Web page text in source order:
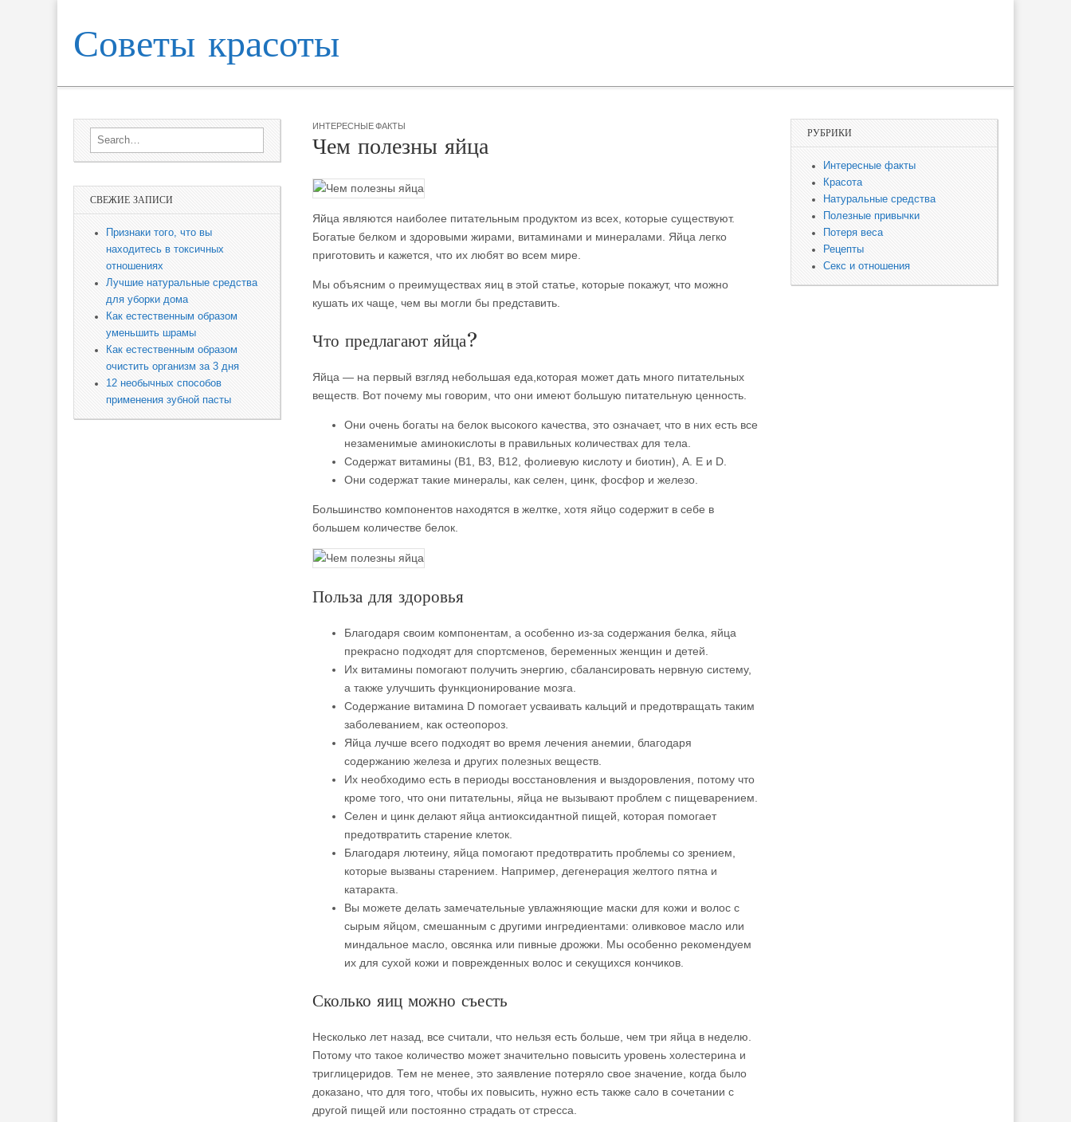
Советы красоты
Search for:
СВЕЖИЕ ЗАПИСИ
Признаки того, что вы
находитесь в токсичных
отношениях
Лучшие натуральные средства
для уборки дома
Как естественным образом
уменьшить шрамы
Как естественным образом
очистить организм за 3 дня
12 необычных способов
применения зубной пасты
ИНТЕРЕСНЫЕ ФАКТЫ
Чем полезны яйца
Яйца являются наиболее питательным продуктом из всех, которые существуют.
Богатые белком и здоровыми жирами, витаминами и минералами. Яйца легко
приготовить и кажется, что их любят во всем мире.
Мы объясним о преимуществах яиц в этой статье, которые покажут, что можно
кушать их чаще, чем вы могли бы представить.
Что предлагают яйца?
Яйца — на первый взгляд небольшая еда,которая может дать много питательных
веществ. Вот почему мы говорим, что они имеют большую питательную ценность.
Они очень богаты на белок высокого качества, это означает, что в них есть все
незаменимые аминокислоты в правильных количествах для тела.
Содержат витамины (В1, В3, В12, фолиевую кислоту и биотин), А. Е и D.
Они содержат такие минералы, как селен, цинк, фосфор и железо.
Большинство компонентов находятся в желтке, хотя яйцо содержит в себе в
большем количестве белок.
Польза для здоровья
Благодаря своим компонентам, а особенно из-за содержания белка, яйца
прекрасно подходят для спортсменов, беременных женщин и детей.
Их витамины помогают получить энергию, сбалансировать нервную систему,
а также улучшить функционирование мозга.
Содержание витамина D помогает усваивать кальций и предотвращать таким
заболеванием, как остеопороз.
Яйца лучше всего подходят во время лечения анемии, благодаря
содержанию железа и других полезных веществ.
Их необходимо есть в периоды восстановления и выздоровления, потому что
кроме того, что они питательны, яйца не вызывают проблем с пищеварением.
Селен и цинк делают яйца антиоксидантной пищей, которая помогает
предотвратить старение клеток.
Благодаря лютеину, яйца помогают предотвратить проблемы со зрением,
которые вызваны старением. Например, дегенерация желтого пятна и
катаракта.
Вы можете делать замечательные увлажняющие маски для кожи и волос с
сырым яйцом, смешанным с другими ингредиентами: оливковое масло или
миндальное масло, овсянка или пивные дрожжи. Мы особенно рекомендуем
их для сухой кожи и поврежденных волос и секущихся кончиков.
Сколько яиц можно съесть
Несколько лет назад, все считали, что нельзя есть больше, чем три яйца в неделю.
Потому что такое количество может значительно повысить уровень холестерина и
триглицеридов. Тем не менее, это заявление потеряло свое значение, когда было
доказано, что для того, чтобы их повысить, нужно есть также сало в сочетании с
другой пищей или постоянно страдать от стресса.
РУБРИКИ
Интересные факты
Красота
Натуральные средства
Полезные привычки
Потеря веса
Рецепты
Секс и отношения